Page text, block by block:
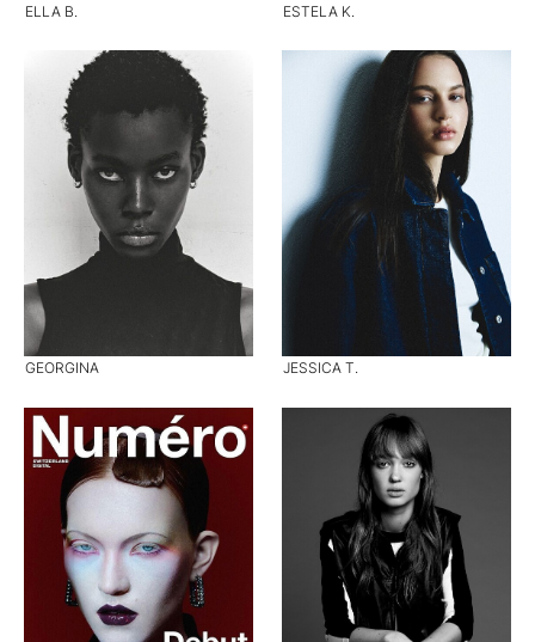
ELLA B. ESTELA K.
GEORGINA JESSICA T.